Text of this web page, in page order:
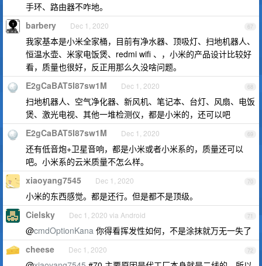
手环、路由器不咋地。
67
barbery Dec 1, 2020
我家基本是小米全家桶，目前有净水器、顶吸灯、扫地机器人、
恒温水壶、米家电饭煲、redmi wifi 、，小米的产品设计比较好
看，质量也很好，反正用那么久没啥问题。
68
E2gCaBAT5I87sw1M Dec 1, 2020
扫地机器人、空气净化器、新风机、笔记本、台灯、风扇、电饭
煲、激光电视、其他一堆检测仪，都是小米的，还可以吧
69
E2gCaBAT5I87sw1M Dec 1, 2020
还有低音炮+卫星音响，都是小米或者小米系的，质量还可以
吧。小米系的云米质量不怎么样。
70
xiaoyang7545 Dec 1, 2020
小米的东西感觉。都是还行。但是都不是顶级。
71
Cielsky Dec 1, 2020 via Android
@cmdOptionKana 你得看挥发性如何，不是涂抹就万无一失了
72
cheese Dec 1, 2020